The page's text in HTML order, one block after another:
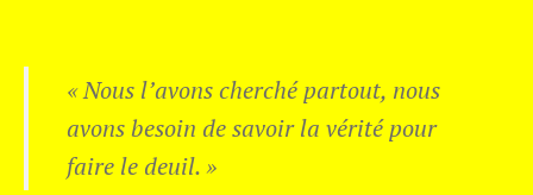
« Nous l’avons cherché partout, nous
avons besoin de savoir la vérité pour
faire le deuil. »